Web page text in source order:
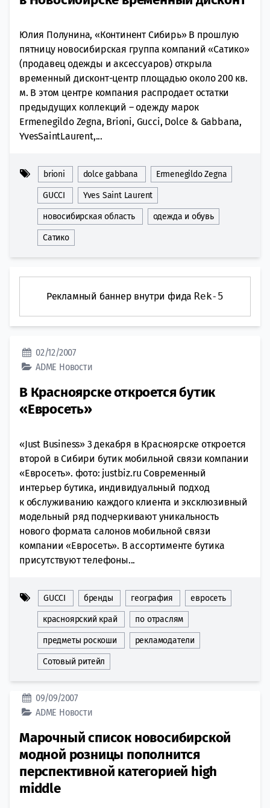
Юлия Полунина, «Континент Сибирь» В прошлую
пятницу новосибирская группа компаний «Сатико»
(продавец одежды и аксессуаров) открыла
временный дисконт-центр площадью около 200 кв.
м. В этом центре компания распродает остатки
предыдущих коллекций – одежду марок
Ermenegildo Zegna, Brioni, Gucci, Dolce & Gabbana,
YvesSaintLaurent,...
brioni dolce gabbana Ermenegildo Zegna
GUCCI Yves Saint Laurent
новосибирская область одежда и обувь
Сатико
Рекламный баннер внутри фида Rek-5
02/12/2007
ADME Новости
В Красноярске откроется бутик
«Евросеть»
«Just Business» 3 декабря в Красноярске откроется
второй в Сибири бутик мобильной связи компании
«Евросеть». фото: justbiz.ru Современный
интерьер бутика, индивидуальный подход
к обслуживанию каждого клиента и эксклюзивный
модельный ряд подчеркивают уникальность
нового формата салонов мобильной связи
компании «Евросеть». В ассортименте бутика
присутствуют телефоны...
GUCCI бренды география евросеть
красноярский край по отраслям
предметы роскоши рекламодатели
Сотовый ритейл
09/09/2007
ADME Новости
Марочный список новосибирской
модной розницы пополнится
перспективной категорией high
middle